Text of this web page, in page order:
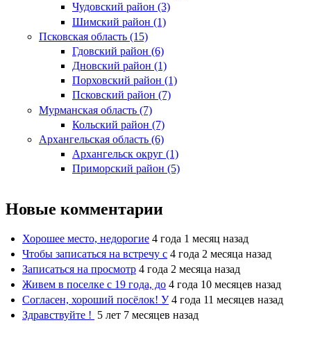
Чудовский район (3)
Шимский район (1)
Псковская область (15)
Гдовский район (6)
Дновский район (1)
Порховский район (1)
Псковский район (7)
Мурманская область (7)
Кольский район (7)
Архангельская область (6)
Архангельск округ (1)
Приморский район (5)
Новые комментарии
Хорошее место, недорогие 4 года 1 месяц назад
Чтобы записаться на встречу с 4 года 2 месяца назад
Записаться на просмотр 4 года 2 месяца назад
Живем в поселке с 19 года, до 4 года 10 месяцев назад
Согласен, хороший посёлок! У 4 года 11 месяцев назад
Здравствуйте ! 5 лет 7 месяцев назад